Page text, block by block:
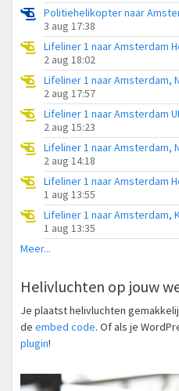
Politiehelikopter naar
3 aug 17:38
Lifeliner 1 naar Amsterdam
2 aug 18:02
2 aug 17:57
Lifeliner 1 naar Amsterdam
2 aug 15:23
Lifeliner 1 naar Amsterdam,
2 aug 14:18
Lifeliner 1 naar Amsterdam
1 aug 13:55
1 aug 13:35
Meer...
Helivluchten op jouw
Je plaatst helivluchten
de embed code. Of als je
plugin!